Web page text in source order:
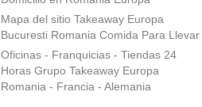
Mapa del sitio Takeaway Europa
Bucuresti Romania Comida Para Llevar
Oficinas - Franquicias - Tiendas 24
Horas Grupo Takeaway Europa
Romania - Francia - Alemania